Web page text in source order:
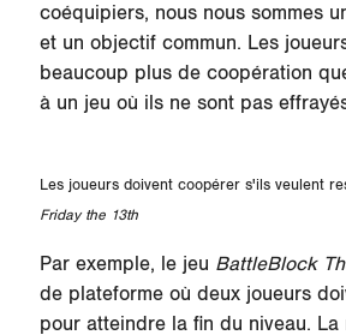
coéquipiers, nous nous sommes
et un objectif commun. Les
beaucoup plus de coopération
à un jeu où ils ne sont pas
Les joueurs doivent coopérer s'ils veulent
Friday the 13th
Par exemple, le jeu BattleBlock
de plateforme où deux joueurs
pour atteindre la fin du niveau. La